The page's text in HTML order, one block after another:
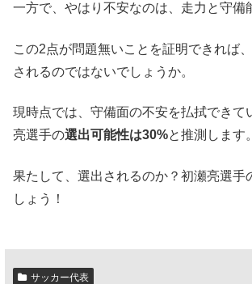
一方で、やはり不安なのは、走力と守備
この2点が問題無いことを証明できれば
されるのではないでしょうか。
現時点では、守備面の不安を払拭できて
亮選手の選出可能性は30%と推測します。
果たして、選出されるのか？初瀬亮選手
しょう！
サッカー代表